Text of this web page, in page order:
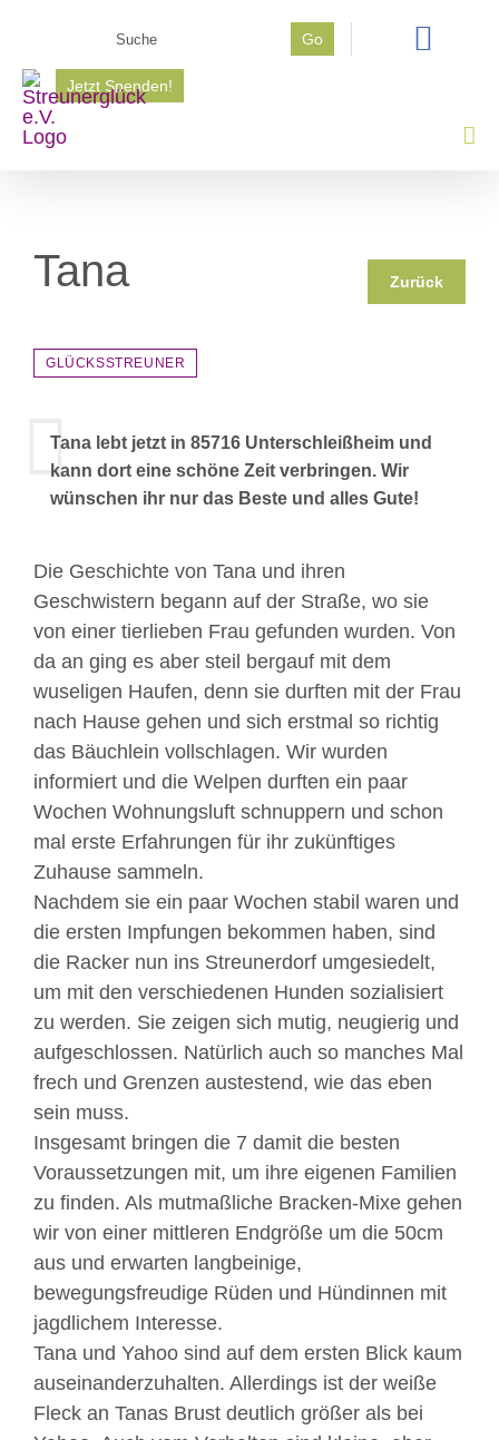
springen
Go
Jetzt Spenden!
Tana Zurück
GLÜCKSSTREUNER
Tana lebt jetzt in 85716 Unterschleißheim und
kann dort eine schöne Zeit verbringen. Wir
wünschen ihr nur das Beste und alles Gute!
Die Geschichte von Tana und ihren
Geschwistern begann auf der Straße, wo sie
von einer tierlieben Frau gefunden wurden. Von
da an ging es aber steil bergauf mit dem
wuseligen Haufen, denn sie durften mit der Frau
nach Hause gehen und sich erstmal so richtig
das Bäuchlein vollschlagen. Wir wurden
informiert und die Welpen durften ein paar
Wochen Wohnungsluft schnuppern und schon
mal erste Erfahrungen für ihr zukünftiges
Zuhause sammeln.
Nachdem sie ein paar Wochen stabil waren und
die ersten Impfungen bekommen haben, sind
die Racker nun ins Streunerdorf umgesiedelt,
um mit den verschiedenen Hunden sozialisiert
zu werden. Sie zeigen sich mutig, neugierig und
aufgeschlossen. Natürlich auch so manches Mal
frech und Grenzen austestend, wie das eben
sein muss.
Insgesamt bringen die 7 damit die besten
Voraussetzungen mit, um ihre eigenen Familien
zu finden. Als mutmaßliche Bracken-Mixe gehen
wir von einer mittleren Endgröße um die 50cm
aus und erwarten langbeinige,
bewegungsfreudige Rüden und Hündinnen mit
jagdlichem Interesse.
Tana und Yahoo sind auf dem ersten Blick kaum
auseinanderzuhalten. Allerdings ist der weiße
Fleck an Tanas Brust deutlich größer als bei